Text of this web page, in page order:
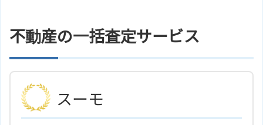
不動産の一括査定サービス
スーモ